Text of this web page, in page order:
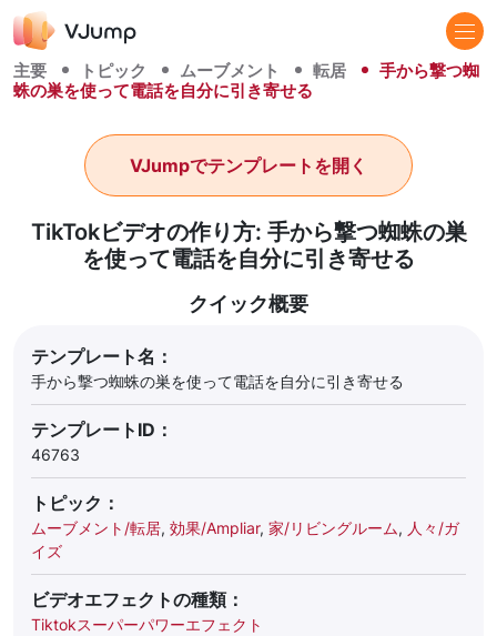
主要 トピック ムーブメント 転居
手から撃つ蜘
蛛の巣を使って電話を自分に引き寄せる
TikTokビデオの作り方: 手から撃つ蜘蛛の巣
を使って電話を自分に引き寄せる
VJumpでテンプレートを開く
クイック概要
テンプレート名：
手から撃つ蜘蛛の巣を使って電話を自分に引き寄せる
テンプレートID：
46763
トピック：
ムーブメント/転居, 効果/Ampliar, 家/リビングルーム, 人々/ガ
イズ
ビデオエフェクトの種類：
Tiktokスーパーパワーエフェクト